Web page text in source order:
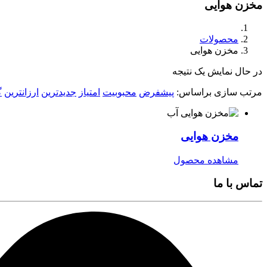
مخزن هوایی
محصولات
مخزن هوایی
در حال نمایش یک نتیجه
مرتب سازی براساس: پیشفرض محبوبیت امتیاز جدیدترین ارزانترین
مخزن هوایی
مشاهده محصول
تماس با ما